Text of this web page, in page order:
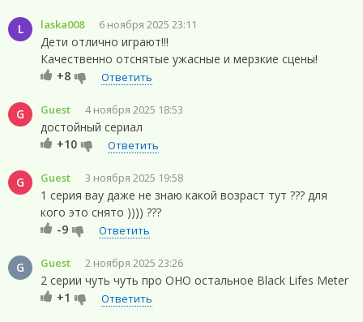
L laska008 6 ноября 2025 23:11
Дети отлично играют!!!
Качественно отснятые ужасные и мерзкие сцены!
+8
Ответить
G Guest 4 ноября 2025 18:53
достойный сериал
+10
Ответить
G Guest 3 ноября 2025 19:58
1 серия вау даже не знаю какой возраст тут ??? для
кого это снято )))) ???
-9
Ответить
G Guest 2 ноября 2025 23:26
2 серии чуть чуть про ОНО остальное Black Lifes Meter
+1
Ответить